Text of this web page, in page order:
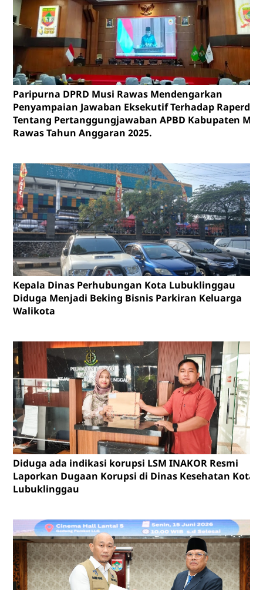
Paripurna DPRD Musi Rawas Mendengarkan
Penyampaian Jawaban Eksekutif Terhadap Raperda
Tentang Pertanggungjawaban APBD Kabupaten
Rawas Tahun Anggaran 2025.
Kepala Dinas Perhubungan Kota Lubuklinggau
Diduga Menjadi Beking Bisnis Parkiran Keluarga
Walikota
Diduga ada indikasi korupsi LSM INAKOR Resmi
Laporkan Dugaan Korupsi di Dinas Kesehatan Kota
Lubuklinggau